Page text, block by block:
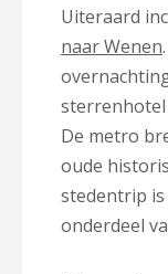
Uiteraard
naar Wenen
sterrenhotel
De metro
oude
stedentrip
onderdeel